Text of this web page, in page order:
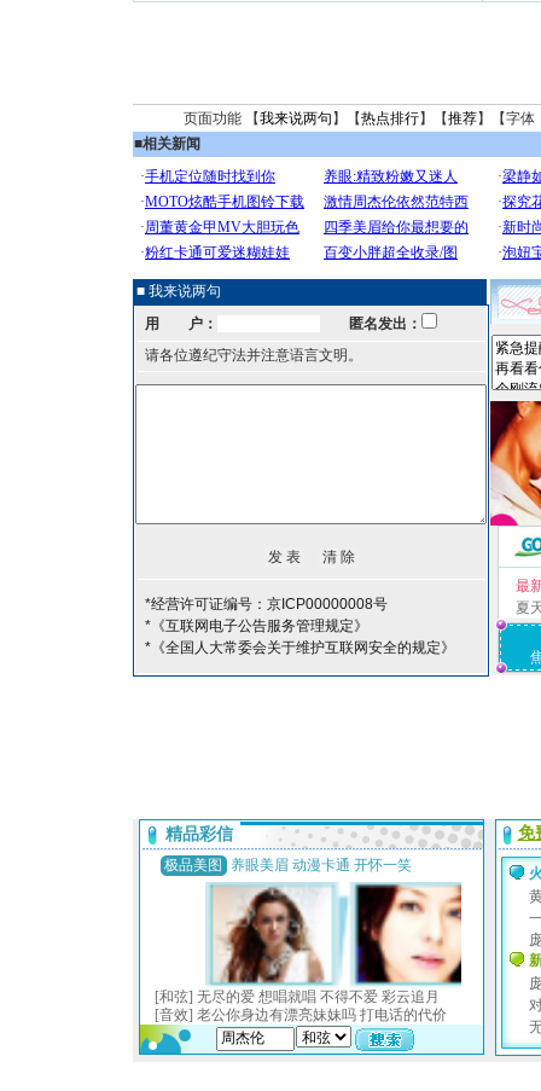
页面功能 【我来说两句 】【热点排行】【推荐】【字体
■相关新闻
■ 我来说两句
用 户：
匿名发出：
请各位遵纪守法并注意语言文明。
*经营许可证编号：京ICP00000008号
*《互联网电子公告服务管理规定》
*《全国人大常委会关于维护互联网安全的规定》
最
夏